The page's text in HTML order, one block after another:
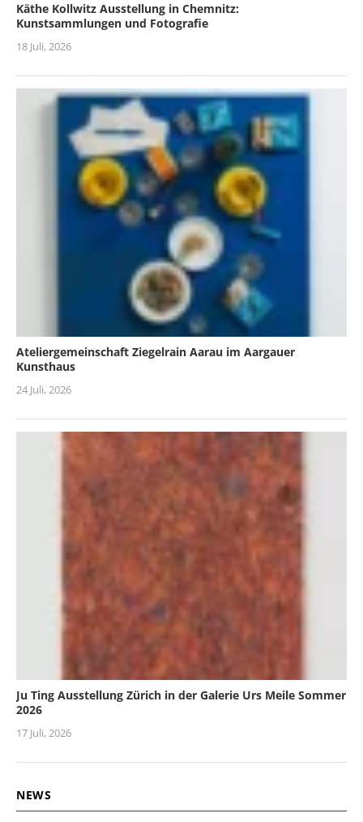
Käthe Kollwitz Ausstellung in Chemnitz:
Kunstsammlungen und Fotografie
18 Juli, 2026
Ateliergemeinschaft Ziegelrain Aarau im Aargauer
Kunsthaus
24 Juli, 2026
Ju Ting Ausstellung Zürich in der Galerie Urs Meile Sommer
2026
17 Juli, 2026
NEWS